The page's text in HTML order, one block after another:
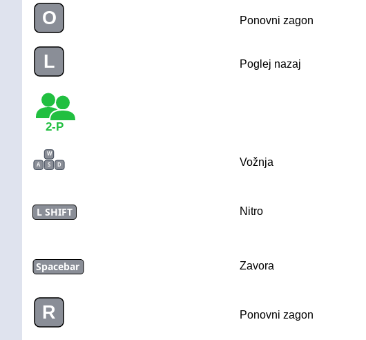
O Ponovni zagon
L Poglej nazaj
2-P
W
A
S D Vožnja
L SHIFT Nitro
Spacebar Zavora
R Ponovni zagon